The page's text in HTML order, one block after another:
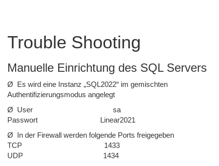
Trouble Shooting
Manuelle Einrichtung des SQL Servers
Ø Es wird eine Instanz „SQL2022“ im gemischten
Authentifizierungsmodus angelegt
Ø User
sa
Passwort
Linear2021
Ø In der Firewall werden folgende Ports freigegeben
TCP
1433
UDP
1434